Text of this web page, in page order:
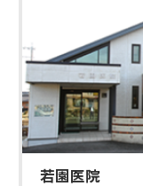
若園医院